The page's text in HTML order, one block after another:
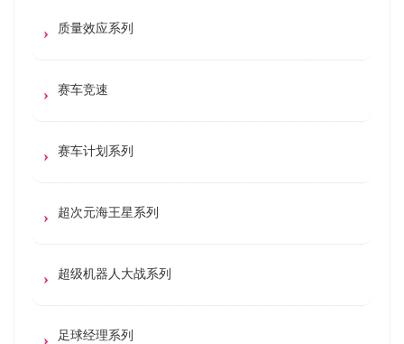
质量效应系列
赛车竞速
赛车计划系列
超次元海王星系列
超级机器人大战系列
足球经理系列